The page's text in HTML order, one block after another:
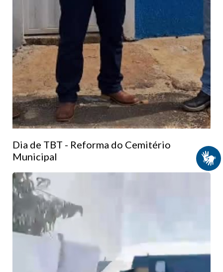
Dia de TBT - Reforma do Cemitério
Municipal